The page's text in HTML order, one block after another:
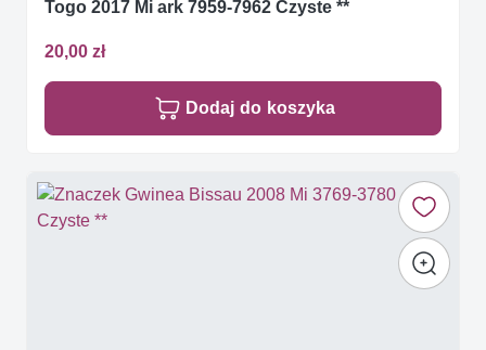
Togo 2017 Mi ark 7959-7962 Czyste **
20,00 zł
Dodaj do koszyka